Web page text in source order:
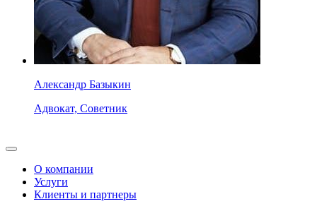
Александр Базыкин
Адвокат, Советник
О компании
Услуги
Клиенты и партнеры